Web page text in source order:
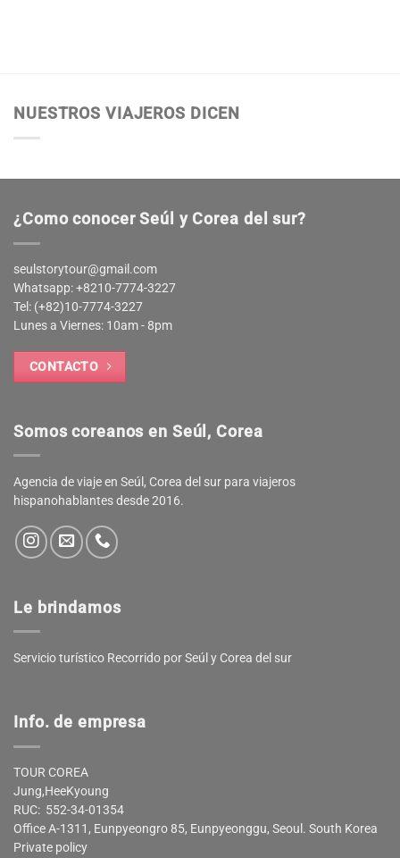
NUESTROS VIAJEROS DICEN
¿Como conocer Seúl y Corea del sur?
seulstorytour@gmail.com
Whatsapp: +8210-7774-3227
Tel: (+82)10-7774-3227
Lunes a Viernes: 10am - 8pm
CONTACTO
Somos coreanos en Seúl, Corea
Agencia de viaje en Seúl, Corea del sur para viajeros
hispanohablantes desde 2016.
Le brindamos
Servicio turístico Recorrido por Seúl y Corea del sur
Info. de empresa
TOUR COREA
Jung,HeeKyoung
RUC: 552-34-01354
Office A-1311, Eunpyeongro 85, Eunpyeonggu, Seoul. South Korea
Private policy